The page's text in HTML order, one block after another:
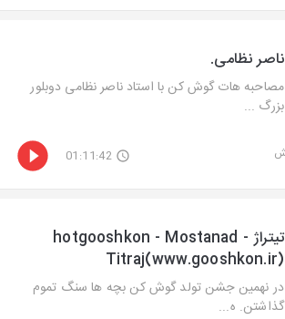
ناصر نظامی.
مصاحبه هات گوش کن با استاد ناصر نظامی دوبلور
بزرگ ...
01:11:42
تیتراژ - hotgooshkon - Mostanad
Titraj(www.gooshkon.ir)
در نهمین جشن تولد گوش کن بچه ها سنگ تموم
گذاشتن. ه...